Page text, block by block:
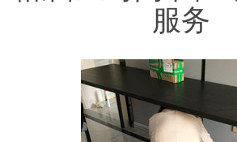
服务